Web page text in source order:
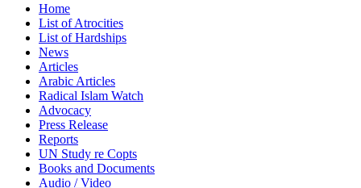
Home
List of Atrocities
List of Hardships
News
Articles
Arabic Articles
Radical Islam Watch
Advocacy
Press Release
Reports
UN Study re Copts
Books and Documents
Audio / Video